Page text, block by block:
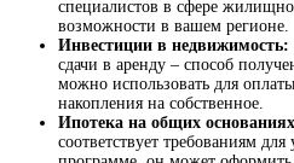
специалистов в сфере
возможности в вашем регионе.
Инвестиции в недвижимость:
сдачи в аренду – способ
можно использовать для
накопления на собственное.
Ипотека на общих
соответствует требованиям